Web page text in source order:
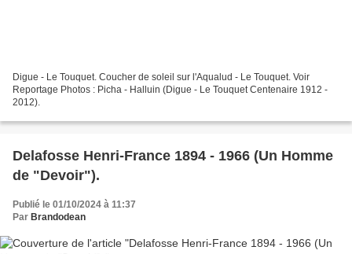
Digue - Le Touquet. Coucher de soleil sur l'Aqualud - Le Touquet. Voir
Reportage Photos : Picha - Halluin (Digue - Le Touquet Centenaire 1912 -
2012).
Delafosse Henri-France 1894 - 1966 (Un Homme
de "Devoir").
Publié le 01/10/2024 à 11:37
Par Brandodean